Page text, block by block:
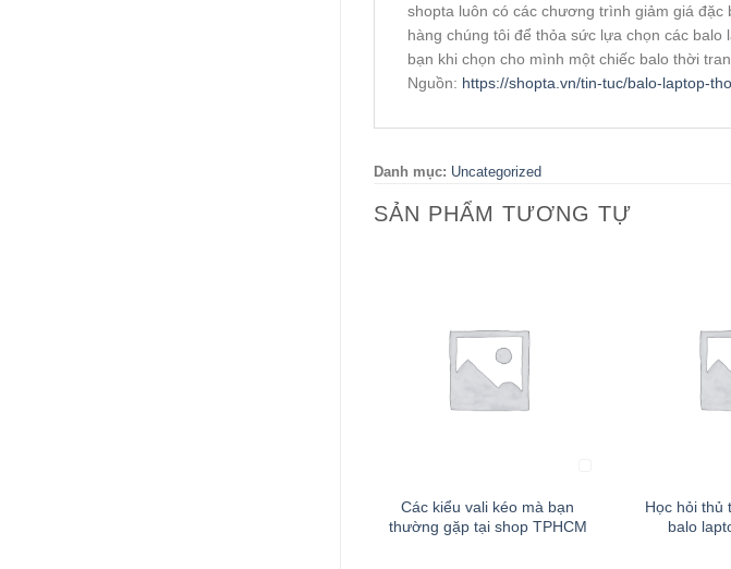
shopta luôn có các chương trình giảm giá đặc
hàng chúng tôi để thỏa sức lựa chọn các
bạn khi chọn cho mình một chiếc balo thời
Nguồn: https://shopta.vn/tin-tuc/balo-laptop-
Danh mục: Uncategorized
SẢN PHẨM TƯƠNG TỰ
Các kiểu vali kéo mà bạn
thường gặp tại shop TPHCM
Học hỏi thủ
balo